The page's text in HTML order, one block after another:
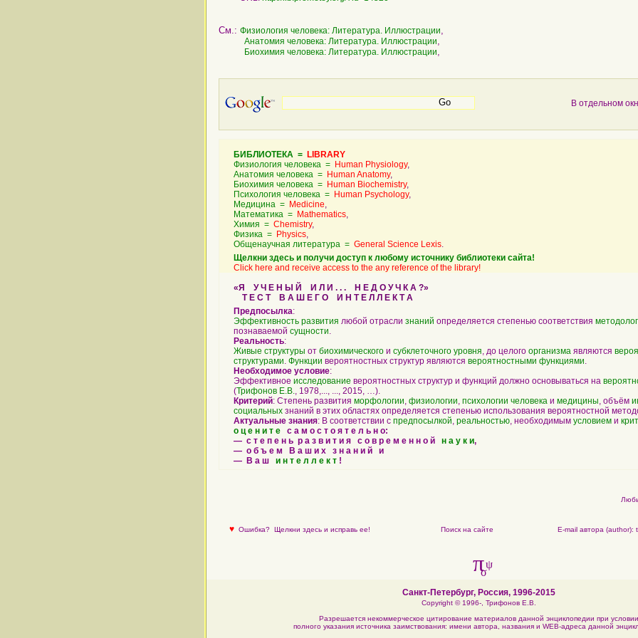
См.: Физиология человека: Литература. Иллюстрации,
Анатомия человека: Литература. Иллюстрации,
Биохимия человека: Литература. Иллюстрации,
В отдельном
БИБЛИОТЕКА = LIBRARY
Физиология человека = Human Physiology,
Анатомия человека = Human Anatomy,
Биохимия человека = Human Biochemistry,
Психология человека = Human Psychology,
Медицина = Medicine,
Математика = Mathematics,
Химия = Chemistry,
Физика = Physics,
Общенаучная литература = General Science Lexis.
Щелкни здесь и получи доступ к любому источнику библиотеки сайта!
Click here and receive access to the any reference of the library!
«Я У Ч Е Н Ы Й И Л И . . . Н Е Д О У Ч К А ?»
Т Е С Т В А Ш Е Г О И Н Т Е Л Л Е К Т А
Предпосылка:
Эффективность развития любой отрасли знаний определяется степенью соответствия
познаваемой сущности.
Реальность:
Живые структуры от биохимического и субклеточного уровня, до целого организма являются
структурами. Функции вероятностных структур являются вероятностными функциями.
Необходимое условие:
Эффективное исследование вероятностных структур и функций должно основываться на
(Трифонов Е.В., 1978,..., ..., 2015, …).
Критерий: Степень развития морфологии, физиологии, психологии человека и медицины, объём
социальных знаний в этих областях определяется степенью использования вероятностной
Актуальные знания: В соответствии с предпосылкой, реальностью, необходимым условием и
о ц е н и т е с а м о с т о я т е л ь н о:
— с т е п е н ь р а з в и т и я с о в р е м е н н о й н а у к и,
— о б ъ е м В а ш и х з н а н и й и
— В а ш и н т е л л е к т !
Любые
♥ Ошибка? Щелкни здесь и исправь ее! Поиск на сайте E-mail автора (author):
πψ
σ
Санкт-Петербург, Россия, 1996-2015
Copyright © 1996-, Трифонов Е.В.
Разрешается некоммерческое цитирование материалов данной энциклопедии при условии
полного указания источника заимствования: имени автора, названия и WEB-адреcа данной